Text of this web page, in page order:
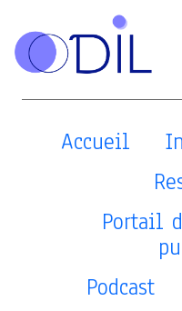
Accueil
Portail
Podcast